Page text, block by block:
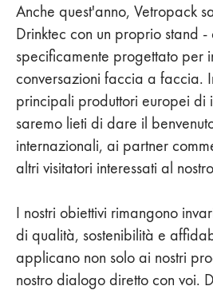
Anche quest'anno, Vetropack
Drinktec con un proprio stand
specificamente progettato per
conversazioni faccia a faccia.
principali produttori europei di
saremo lieti di dare il
internazionali, ai partner
altri visitatori interessati al
I nostri obiettivi rimangono
di qualità, sostenibilità e
applicano non solo ai nostri
nostro dialogo diretto con voi.